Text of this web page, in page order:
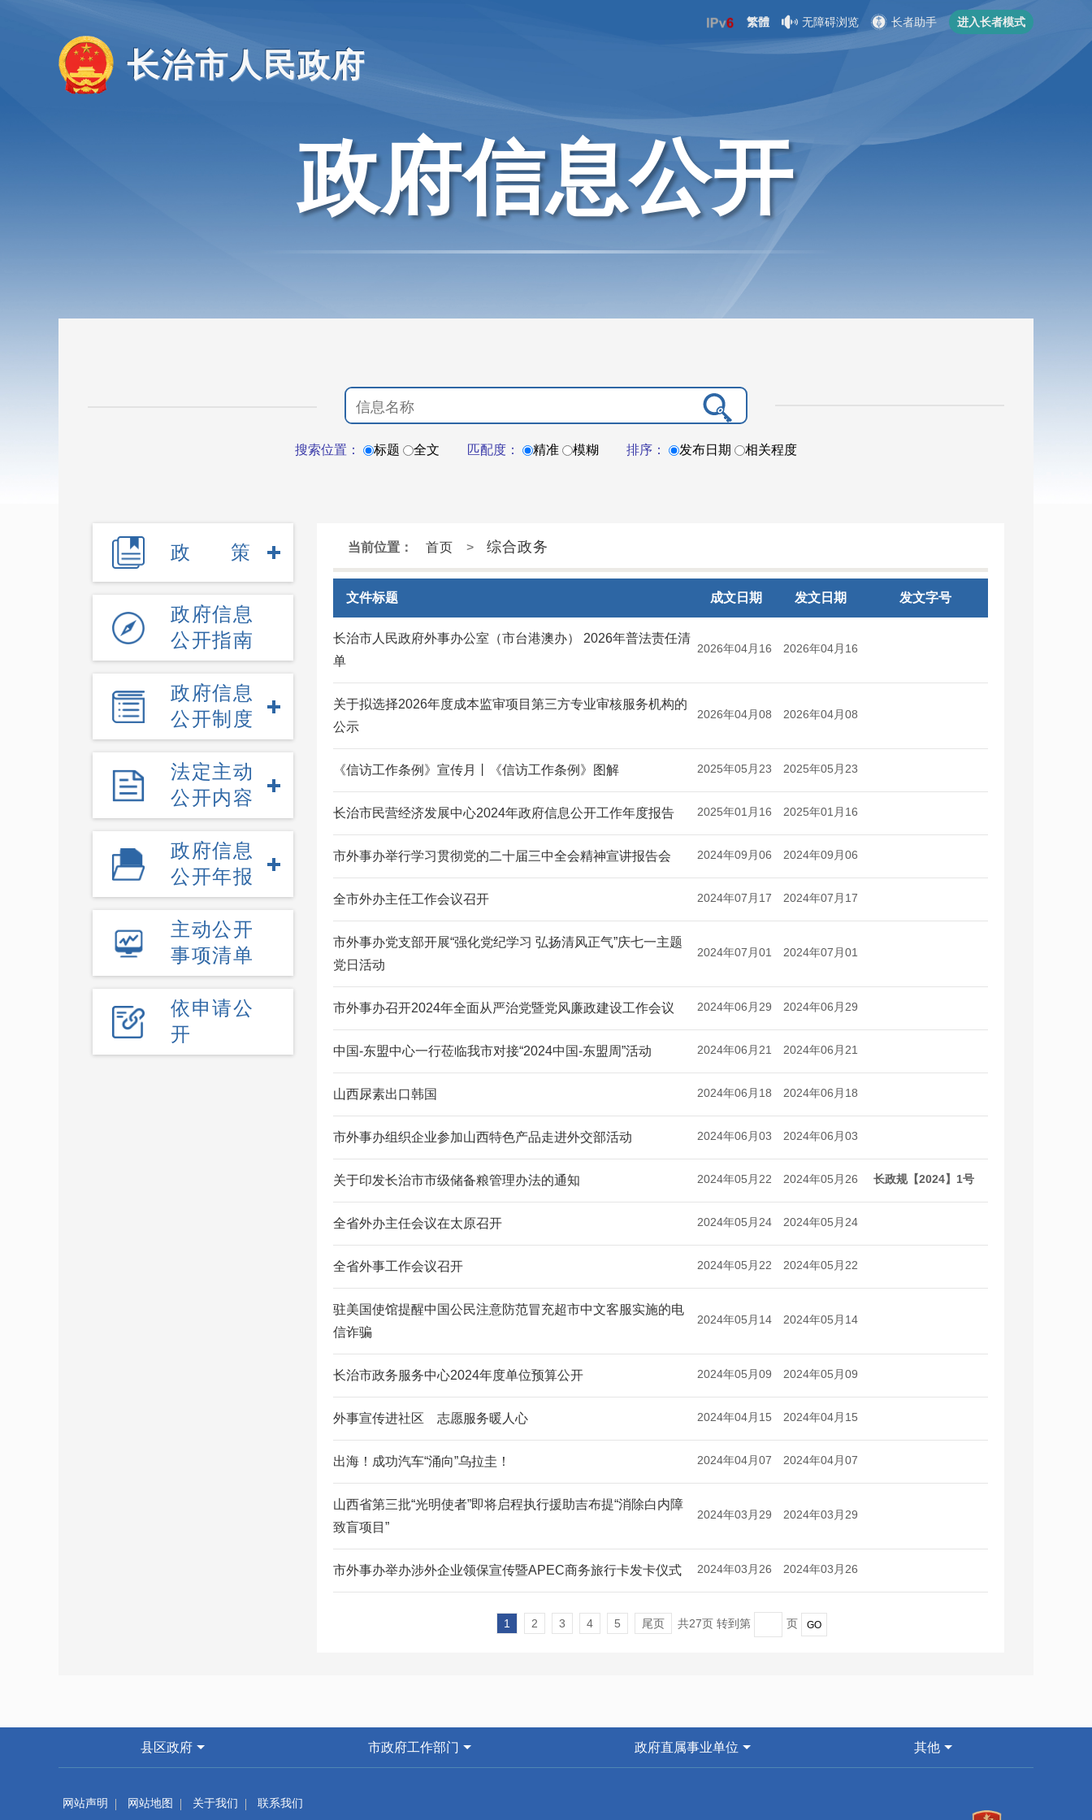
长治市人民政府
繁體 无障碍浏览 长者助手 进入长者模式
政府信息公开
搜索位置： 标题 全文 匹配度： 精准 模糊 排序： 发布日期 相关程度
政策
政府信息
公开指南
政府信息
公开制度
法定主动
公开内容
政府信息
公开年报
主动公开
事项清单
依申请公
开
当前位置： 首页 > 综合政务
文件标题 成文日期 发文日期 发文字号
长治市人民政府外事办公室（市台港澳办） 2026年普法责任清
单
2026年04月16
2026年04月16
关于拟选择2026年度成本监审项目第三方专业审核服务机构的
公示
2026年04月08
2026年04月08
《信访工作条例》宣传月丨《信访工作条例》图解
2025年05月23
日
2025年05月23
日
长治市民营经济发展中心2024年政府信息公开工作年度报告
2025年01月16
日
2025年01月16
日
市外事办举行学习贯彻党的二十届三中全会精神宣讲报告会
2024年09月06
日
2024年09月06
日
全市外办主任工作会议召开
2024年07月17
日
2024年07月17
日
市外事办党支部开展“强化党纪学习 弘扬清风正气”庆七一主题
党日活动
2024年07月01
2024年07月01
市外事办召开2024年全面从严治党暨党风廉政建设工作会议
2024年06月29
日
2024年06月29
日
中国-东盟中心一行莅临我市对接“2024中国-东盟周”活动
2024年06月21
日
2024年06月21
日
山西尿素出口韩国
2024年06月18
日
2024年06月18
日
市外事办组织企业参加山西特色产品走进外交部活动
2024年06月03
日
2024年06月03
日
关于印发长治市市级储备粮管理办法的通知
2024年05月22
日
2024年05月26
日
长政规【2024】1号
全省外办主任会议在太原召开
2024年05月24
日
2024年05月24
日
全省外事工作会议召开
2024年05月22
日
2024年05月22
日
驻美国使馆提醒中国公民注意防范冒充超市中文客服实施的电
信诈骗
2024年05月14
2024年05月14
长治市政务服务中心2024年度单位预算公开
2024年05月09
日
2024年05月09
日
外事宣传进社区 志愿服务暖人心
2024年04月15
日
2024年04月15
日
出海！成功汽车“涌向”乌拉圭！
2024年04月07
日
2024年04月07
日
山西省第三批“光明使者”即将启程执行援助吉布提“消除白内障
致盲项目”
2024年03月29
2024年03月29
市外事办举办涉外企业领保宣传暨APEC商务旅行卡发卡仪式
2024年03月26
日
2024年03月26
日
1 2 3 4 5 尾页 共27页 转到第 页
县区政府 市政府工作部门 政府直属事业单位 其他
网站声明 网站地图 关于我们 联系我们